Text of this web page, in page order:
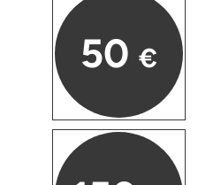
50 €
Chemnitz
Cloppenburg
Ruhrgebiet
Strausberg (Berlin/Brandenburg)
Sömmerda
Weißenfels
Witterda